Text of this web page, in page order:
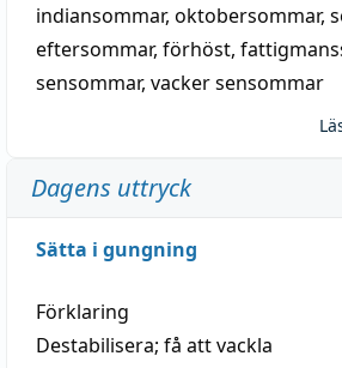
indiansommar, oktobersommar,
eftersommar, förhöst,
sensommar, vacker sensommar
Dagens uttryck
Sätta i gungning
Förklaring
Destabilisera; få att vackla